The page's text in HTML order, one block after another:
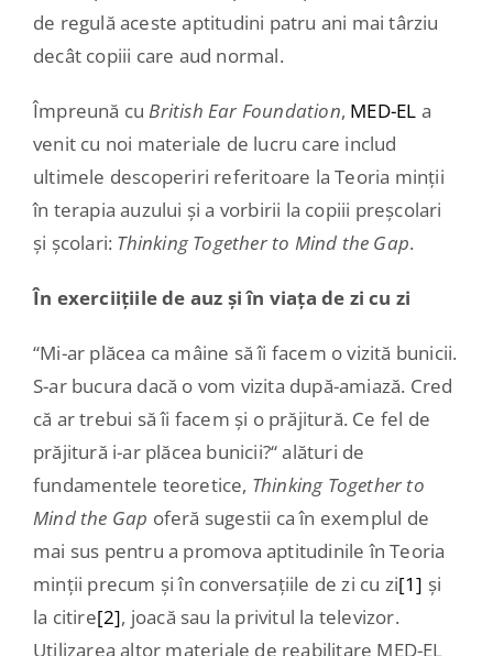
de regulă aceste aptitudini patru ani mai târziu
decât copiii care aud normal.
Împreună cuBritish Ear Foundation, MED-EL a
venit cu noi materiale de lucru care includ
ultimele descoperiri referitoare la Teoria minții
în terapia auzului și a vorbirii la copiii preșcolari
și școlari: Thinking Together to Mind the Gap.
În exerciițiile de auz și în viața de zi cu zi
“Mi-ar plăcea ca mâine să îi facem o vizită bunicii.
S-ar bucura dacă o vom vizita după-amiază. Cred
că ar trebui să îi facem și o prăjitură. Ce fel de
prăjitură i-ar plăcea bunicii?“ alături de
fundamentele teoretice, Thinking Together to
Mind the Gap oferă sugestii ca în exemplul de
mai sus pentru a promova aptitudinile în Teoria
minții precum și în conversațiile de zi cu zi[1] și
la citire[2], joacă sau la privitul la televizor.
Utilizarea altor materiale de reabilitare MED-EL